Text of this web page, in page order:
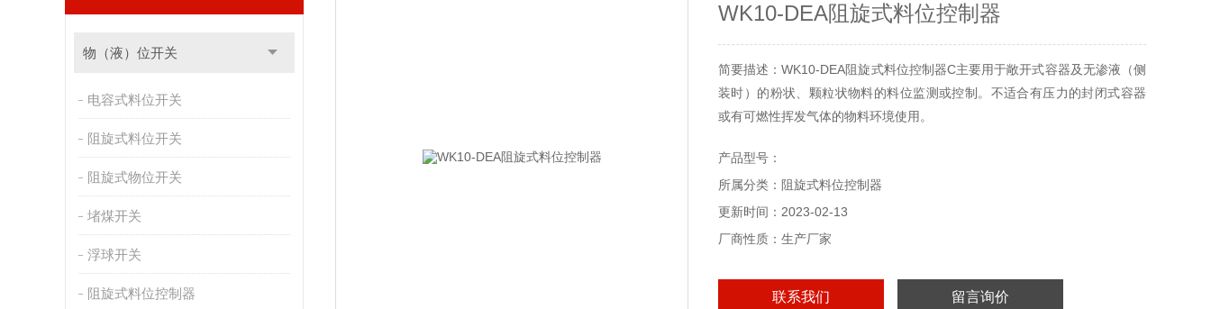
物（液）位开关
电容式料位开关
阻旋式料位开关
阻旋式物位开关
堵煤开关
浮球开关
阻旋式料位控制器
WK10-DEA阻旋式料位控制器
简要描述：WK10-DEA阻旋式料位控制器C主要用于敞开式容器及无渗液（侧
装时）的粉状、颗粒状物料的料位监测或控制。不适合有压力的封闭式容器
或有可燃性挥发气体的物料环境使用。
产品型号：
所属分类：阻旋式料位控制器
更新时间：2023-02-13
厂商性质：生产厂家
联系我们 留言询价